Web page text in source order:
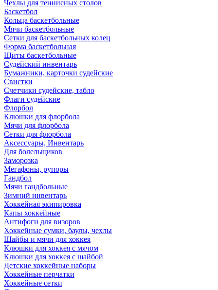
Чехлы для теннисных столов
Баскетбол
Кольца баскетбольные
Мячи баскетбольные
Сетки для баскетбольных колец
Форма баскетбольная
Щиты баскетбольные
Судейский инвентарь
Бумажники, карточки судейские
Свистки
Счетчики судейские, табло
Флаги судейские
Флорбол
Клюшки для флорбола
Мячи для флорбола
Сетки для флорбола
Аксессуары, Инвентарь
Для болельщиков
Заморозка
Мегафоны, рупоры
Гандбол
Мячи гандбольные
Зимний инвентарь
Хоккейная экипировка
Капы хоккейные
Антифоги для визоров
Хоккейные сумки, баулы, чехлы
Шайбы и мячи для хоккея
Клюшки для хоккея с мячом
Клюшки для хоккея с шайбой
Детские хоккейные наборы
Хоккейные перчатки
Хоккейные сетки